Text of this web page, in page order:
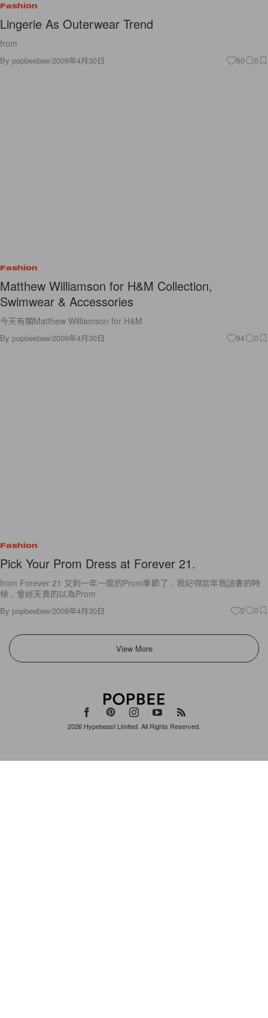
Fashion
Lingerie As Outerwear Trend
from
By popbeebee/2009年4月30日 60 0
Fashion
Matthew Williamson for H&M Collection,
Swimwear & Accessories
今天有關Matthew Williamson for H&M
By popbeebee/2009年4月30日 94 0
Fashion
Pick Your Prom Dress at Forever 21.
from Forever 21 又到一年一度的Prom季節了，我記得當年我讀書的時
候，曾經天真的以為Prom
By popbeebee/2009年4月30日 2 0
View More
2026 Hypebeast Limited. All Rights Reserved.